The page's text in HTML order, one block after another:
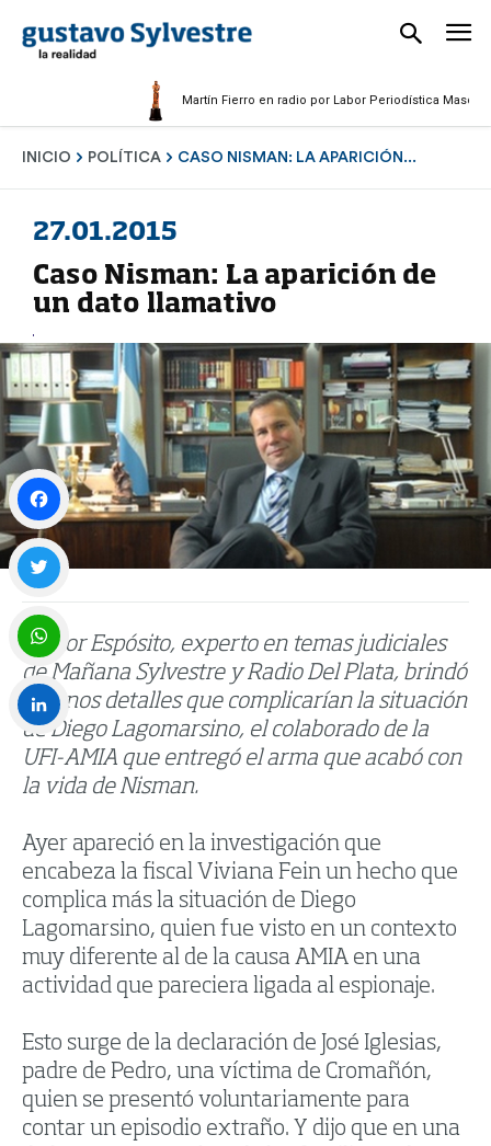
Martín Fierro en radio por Labor Periodística Masculina
INICIO POLÍTICA CASO NISMAN: LA APARICIÓN...
27.01.2015
Caso Nisman: La aparición de
un dato llamativo
Néstor Espósito, experto en temas judiciales
de Mañana Sylvestre y Radio Del Plata, brindó
algunos detalles que complicarían la situación
de Diego Lagomarsino, el colaborado de la
UFI-AMIA que entregó el arma que acabó con
la vida de Nisman.
Ayer apareció en la investigación que
encabeza la fiscal Viviana Fein un hecho que
complica más la situación de Diego
Lagomarsino, quien fue visto en un contexto
muy diferente al de la causa AMIA en una
actividad que pareciera ligada al espionaje.
Esto surge de la declaración de José Iglesias,
padre de Pedro, una víctima de Cromañón,
quien se presentó voluntariamente para
contar un episodio extraño. Y dijo que en una
Facebook
Twitter
WhatsApp
LinkedIn